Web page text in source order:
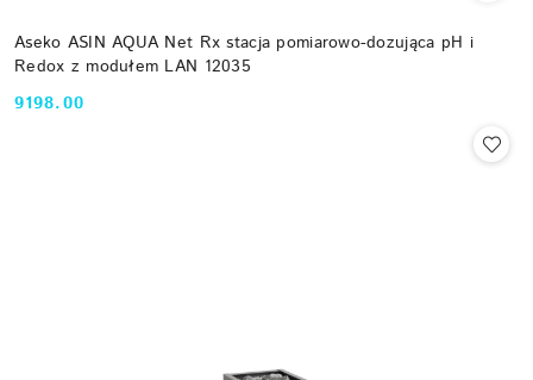
Aseko ASIN AQUA Net Rx stacja pomiarowo-dozująca pH i
Redox z modułem LAN 12035
Cena:
9198.00